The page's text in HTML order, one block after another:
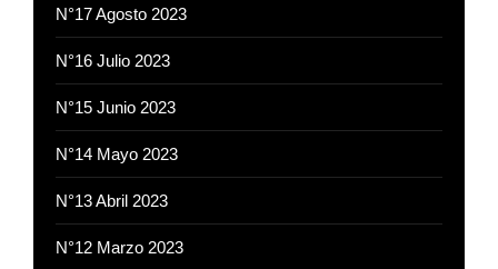
N°17 Agosto 2023
N°16 Julio 2023
N°15 Junio 2023
N°14 Mayo 2023
N°13 Abril 2023
N°12 Marzo 2023